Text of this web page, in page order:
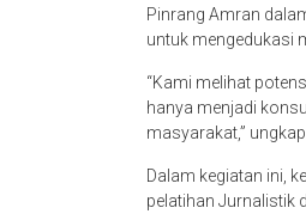
Pinrang Amran
untuk mengedukasi
“Kami melihat
hanya menjadi
masyarakat,”
Dalam kegiatan ini,
pelatihan Jurnalistik